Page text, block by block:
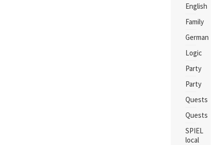
English
Family
German
Logic
Party
Party
Quests
Quests
SPIEL
local